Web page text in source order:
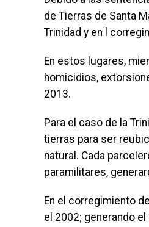
de Tierras de Santa
Trinidad y en l
En estos lugares,
homicidios,
2013.
Para el caso de la
tierras para ser
natural. Cada
paramilitares,
En el corregimiento
el 2002; generando